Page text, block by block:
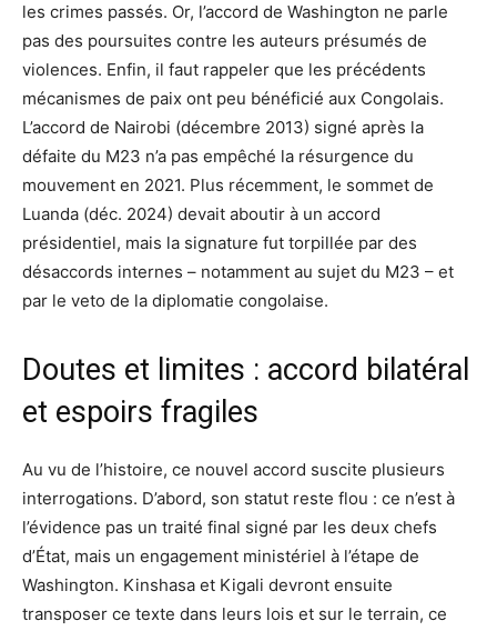
les crimes passés. Or, l’accord de Washington ne parle
pas des poursuites contre les auteurs présumés de
violences. Enfin, il faut rappeler que les précédents
mécanismes de paix ont peu bénéficié aux Congolais.
L’accord de Nairobi (décembre 2013) signé après la
défaite du M23 n’a pas empêché la résurgence du
mouvement en 2021. Plus récemment, le sommet de
Luanda (déc. 2024) devait aboutir à un accord
présidentiel, mais la signature fut torpillée par des
désaccords internes – notamment au sujet du M23 – et
par le veto de la diplomatie congolaise.
Doutes et limites : accord bilatéral
et espoirs fragiles
Au vu de l’histoire, ce nouvel accord suscite plusieurs
interrogations. D’abord, son statut reste flou : ce n’est à
l’évidence pas un traité final signé par les deux chefs
d’État, mais un engagement ministériel à l’étape de
Washington. Kinshasa et Kigali devront ensuite
transposer ce texte dans leurs lois et sur le terrain, ce